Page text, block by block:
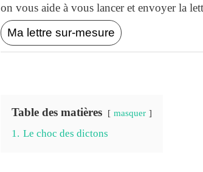
on vous aide à vous lancer et envoyer la
Ma lettre sur-mesure
Table des matières masquer
1. Le choc des dictons